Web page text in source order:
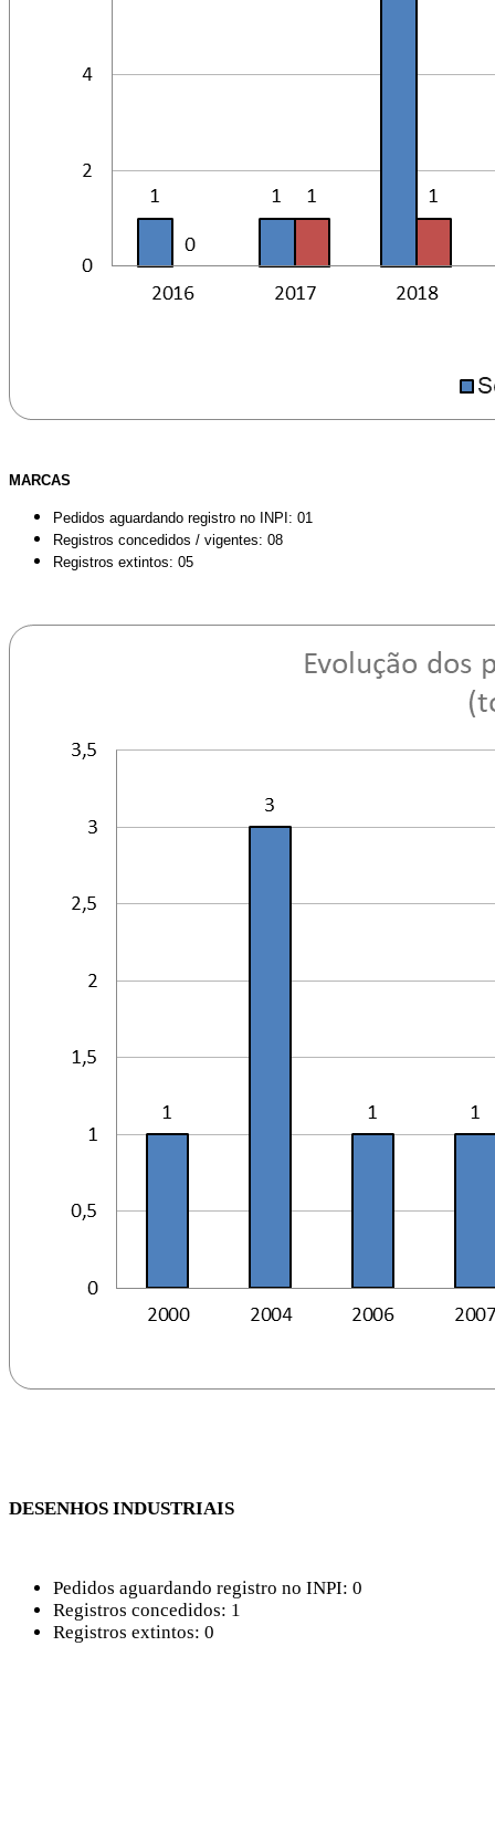
MARCAS
Pedidos aguardando registro no INPI: 01
Registros concedidos / vigentes: 08
Registros extintos: 05
DESENHOS INDUSTRIAIS
Pedidos aguardando registro no INPI: 0
Registros concedidos: 1
Registros extintos: 0